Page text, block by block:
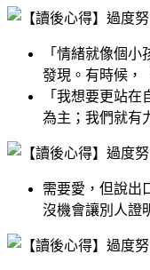
「情緒就像個
發現。有時候，
「我想要更站
為主；我們就有
需要愛，但說出
沒機會讓別人證